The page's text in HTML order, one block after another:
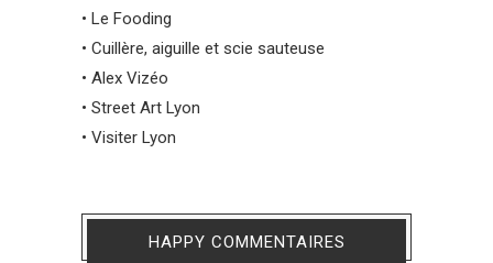
• Le Fooding
• Cuillère, aiguille et scie sauteuse
• Alex Vizéo
• Street Art Lyon
• Visiter Lyon
HAPPY COMMENTAIRES